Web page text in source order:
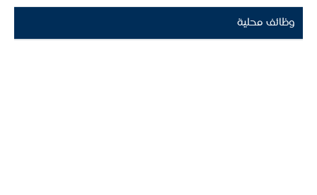
وظائف محلية